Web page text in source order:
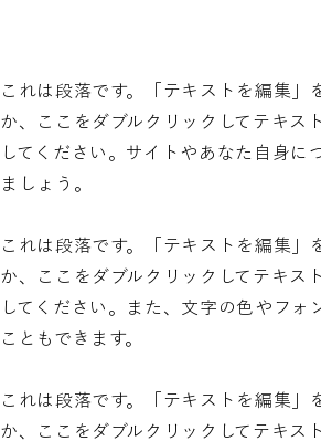
これは段落です。「テキストを編集」
か、ここをダブルクリックしてテキス
してください。サイトやあなた自身に
ましょう。
これは段落です。「テキストを編集」
か、ここをダブルクリックしてテキス
してください。また、文字の色やフォ
こともできます。
これは段落です。「テキストを編集」
か、ここをダブルクリックしてテキス